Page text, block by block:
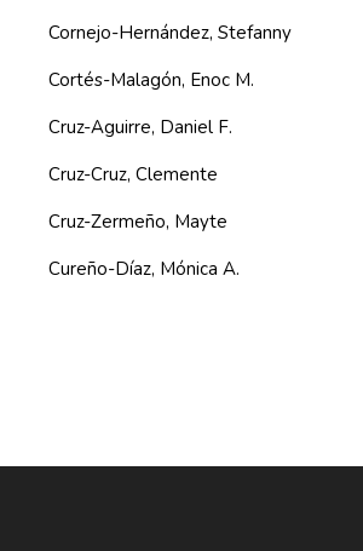
Cornejo-Hernández, Stefanny
Cortés-Malagón, Enoc M.
Cruz-Aguirre, Daniel F.
Cruz-Cruz, Clemente
Cruz-Zermeño, Mayte
Cureño-Díaz, Mónica A.